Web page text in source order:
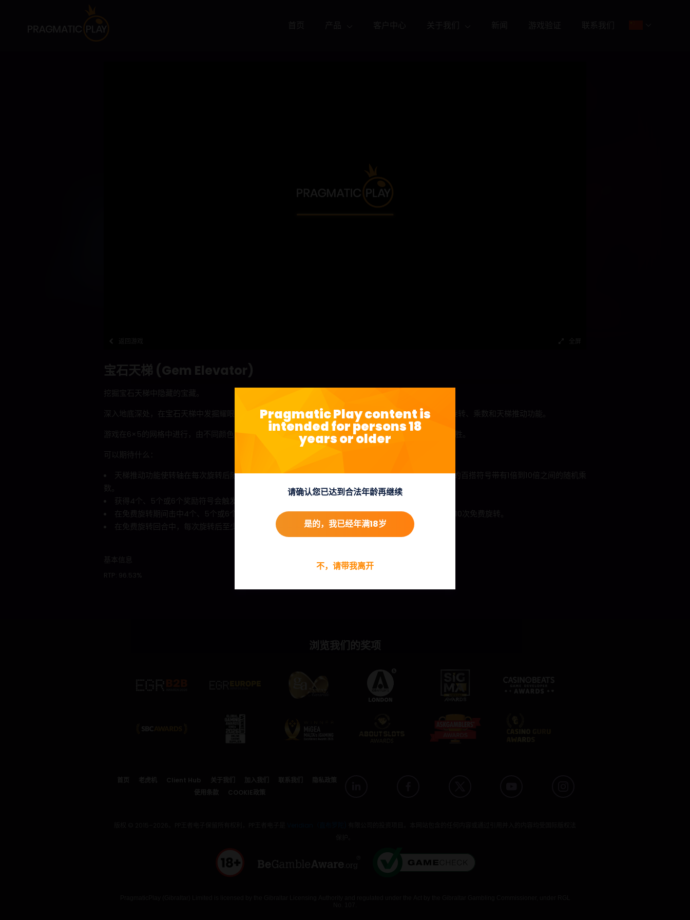
返回游戏 全屏
宝石天梯 (Gem Elevator)
挖掘宝石天梯中隐藏的宝藏。
深入地底深处，在宝石天梯中发掘耀眼的钻石，玩家可以在这款令人兴奋的集群支付老虎机中挖掘免费旋转、乘数和天梯推动功能。
游戏在6×5的网格中进行，由不同颜色的宝石组成的符号装饰在转轴上，击中5个或以上相邻的符号将获胜。
可以期待什么：
天梯推动功能使转轴在每次旋转后随机向上或向下推动，从而创造出更多获胜组合。在推动期间击中的百搭符号带有1倍到10倍之间的随机乘
数。
获得4个、5个或6个奖励符号会触发免费旋转功能，玩家分别获得10次、15次或20次免费旋转。
在免费旋转期间击中4个、5个或6个奖励符号会重新触发该功能，并分别奖励玩家额外的5次、8次或10次免费旋转。
在免费旋转回合中，每次旋转后至少有一个转轴保证随机向上或向下移动。
基本信息
RTP: 96.53%
浏览我们的奖项
首页 老虎机 Client Hub 关于我们 加入我们 联系我们
隐私政策
使用条款
COOKIE政策
Pragmatic Play content is
intended for persons 18
years or older
请确认您已达到合法年龄再继续
是的，我已经年满18岁
不，请带我离开